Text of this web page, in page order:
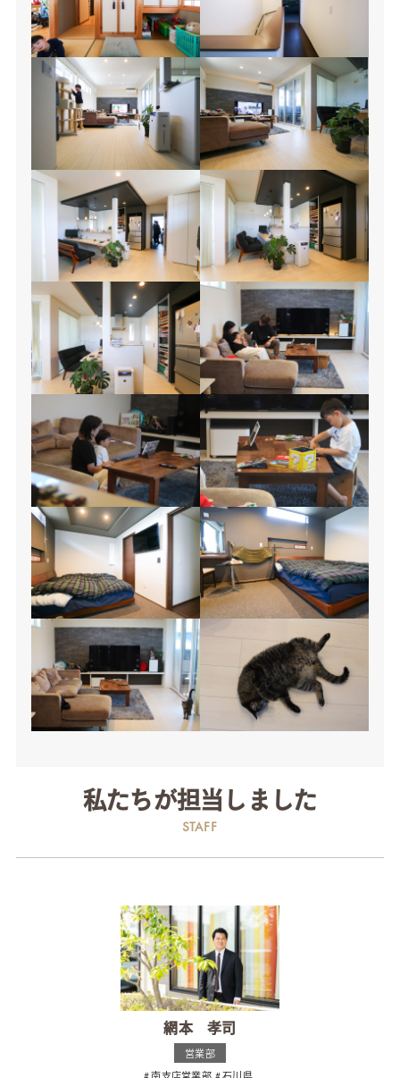
私たちが担当しました
STAFF
網本 孝司
営業部
南支店営業部 石川県